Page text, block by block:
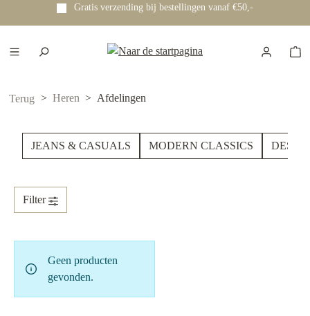
hoofdinhoud
Gratis verzending bij bestellingen vanaf €50,-
Terug Heren Afdelingen
JEANS & CASUALS MODERN CLASSICS
Filter
Geen producten
gevonden.